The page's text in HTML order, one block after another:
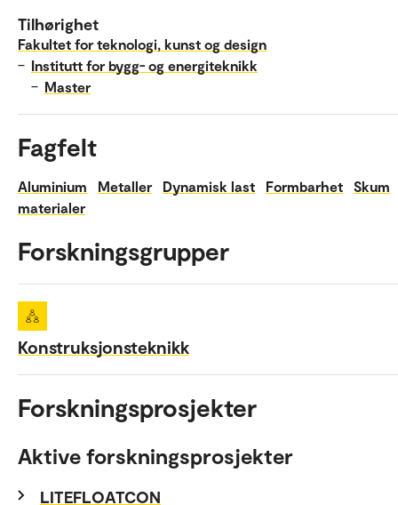
Tilhørighet
Fakultet for teknologi, kunst og design
– Institutt for bygg- og energiteknikk
– Master
Fagfelt
Aluminium Metaller Dynamisk last Formbarhet
Skum
materialer
Forskningsgrupper
Konstruksjonsteknikk
Forskningsprosjekter
Aktive forskningsprosjekter
LITEFLOATCON